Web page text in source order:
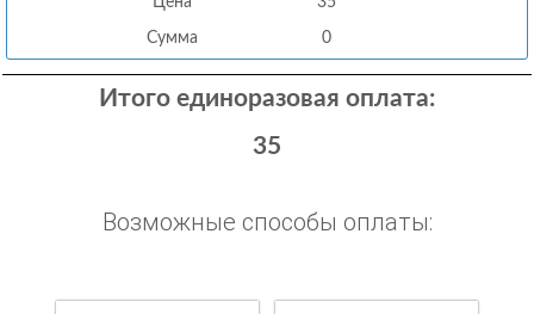
Сумма 0
Итого единоразовая оплата:
35
Возможные способы оплаты: